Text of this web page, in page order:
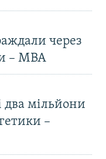
через
– МВА
два мільйони
–